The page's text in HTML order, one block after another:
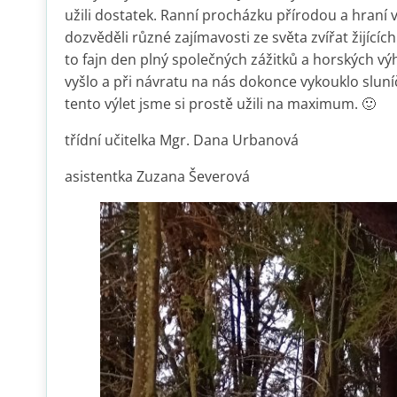
užili dostatek. Ranní procházku přírodou a hraní
dozvěděli různé zajímavosti ze světa zvířat
to fajn den plný společných zážitků a horských
vyšlo a při návratu na nás dokonce vykouklo
tento výlet jsme si prostě užili na maximum. 🙂
třídní učitelka Mgr. Dana Urbanová
asistentka Zuzana Ševerová